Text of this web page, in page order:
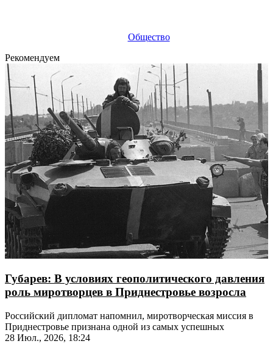
Общество
Рекомендуем
Губарев: В условиях геополитического давления
роль миротворцев в Приднестровье возросла
Российский дипломат напомнил, миротворческая миссия в
Приднестровье признана одной из самых успешных
28 Июл., 2026, 18:24